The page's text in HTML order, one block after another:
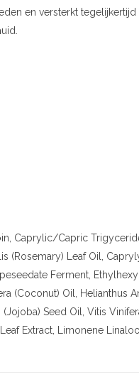
en versterkt
Caprylic/Capric
(Rosemary) Leaf Oil,
Ferment,
(Coconut) Oil, Helianthus
Seed Oil, Vitis
Extract, Limonene Linalool